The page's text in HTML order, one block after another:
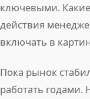
ключевыми.
действия
включать в
Пока рынок
работать годами.